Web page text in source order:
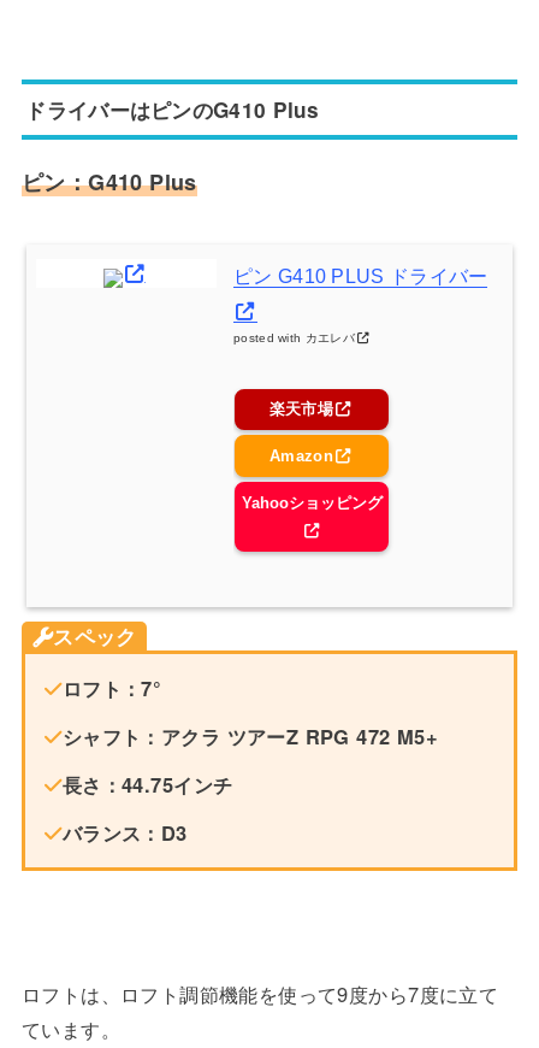
ドライバーはピンのG410 Plus
ピン：G410 Plus
ピン G410 PLUS ドライバー
posted with カエレバ
楽天市場
Amazon
Yahooショッピング
スペック
ロフト：7°
シャフト：アクラ ツアーZ RPG 472 M5+
長さ：44.75インチ
バランス：D3
ロフトは、ロフト調節機能を使って9度から7度に立て
ています。